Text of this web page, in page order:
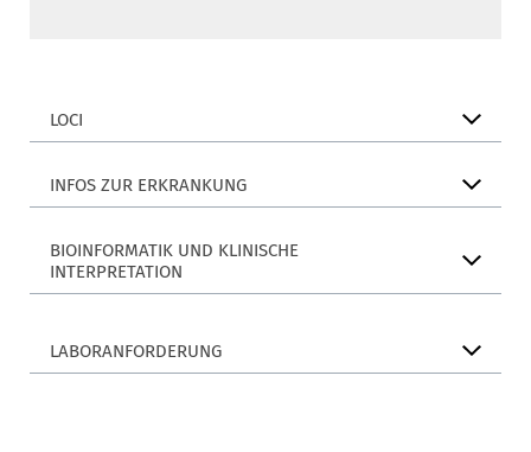
LOCI
INFOS ZUR ERKRANKUNG
BIOINFORMATIK UND KLINISCHE
INTERPRETATION
LABORANFORDERUNG